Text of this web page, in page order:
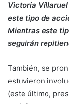
Victoria
este tipo de
Mientras este
seguirán
También, se
estuvieron
(este último,